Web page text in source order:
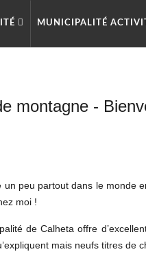
MUNICIPALITÉ
montagne -
un peu partout dans le monde
moi !
de Calheta offre
mais neufs titres de